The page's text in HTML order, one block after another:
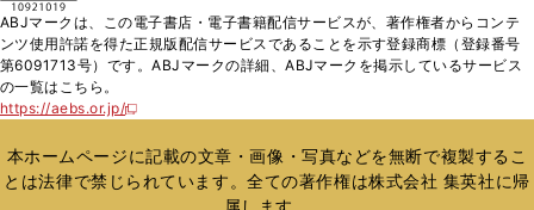
く
ド
ウ
で
ィ
ン
ド
開
く
ABJマークは、この電子書店・電子書籍配信サービスが、著作権者からコンテ
ンツ使用許諾を得た正規版配信サービスであることを示す登録商標（登録番号
第6091713号）です。ABJマークの詳細、ABJマークを掲示しているサービス
の一覧はこちら。
https://aebs.or.jp/
新
い
ウ
ィ
本ホームページに記載の文章・画像・写真などを無断で複製するこ
とは法律で禁じられています。全ての著作権は株式会社 集英社に帰